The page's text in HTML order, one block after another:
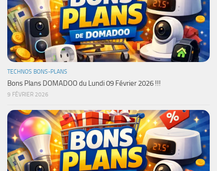
TECHNOS BONS-PLANS
Bons Plans DOMADOO du Lundi 09 Février 2026 !!!
9 FÉVRIER 2026